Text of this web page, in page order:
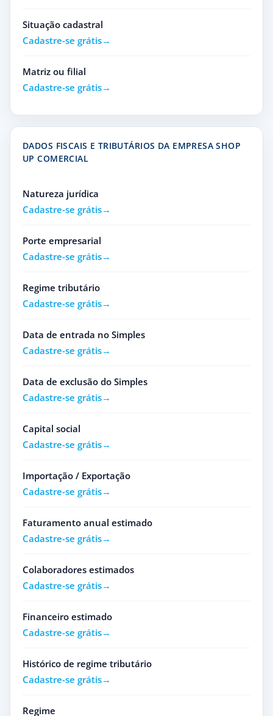
Situação cadastral
Cadastre-se grátis
Matriz ou filial
Cadastre-se grátis
DADOS FISCAIS E TRIBUTÁRIOS DA EMPRESA SHOP
UP COMERCIAL
Natureza jurídica
Cadastre-se grátis
Porte empresarial
Cadastre-se grátis
Regime tributário
Cadastre-se grátis
Data de entrada no Simples
Cadastre-se grátis
Data de exclusão do Simples
Cadastre-se grátis
Capital social
Cadastre-se grátis
Importação / Exportação
Cadastre-se grátis
Faturamento anual estimado
Cadastre-se grátis
Colaboradores estimados
Cadastre-se grátis
Financeiro estimado
Cadastre-se grátis
Histórico de regime tributário
Cadastre-se grátis
Regime